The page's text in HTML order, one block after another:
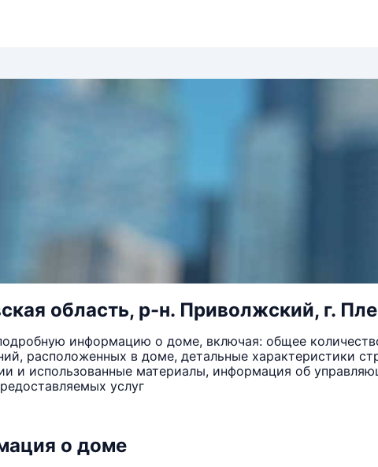
область, р-н. Приволжский, г.
информацию о доме, включая: общее
расположенных в доме, детальные характеристики
и использованные материалы, информация об
услуг
о доме